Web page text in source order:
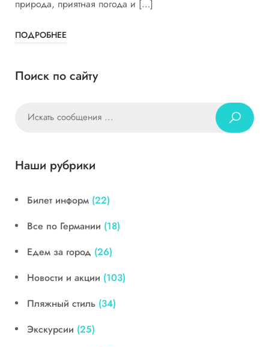
природа, приятная погода и […]
ПОДРОБНЕЕ
Поиск по сайту
Наши рубрики
Билет информ (22)
Все по Германии (18)
Едем за город (26)
Новости и акции (103)
Пляжный стиль (34)
Экскурсии (25)